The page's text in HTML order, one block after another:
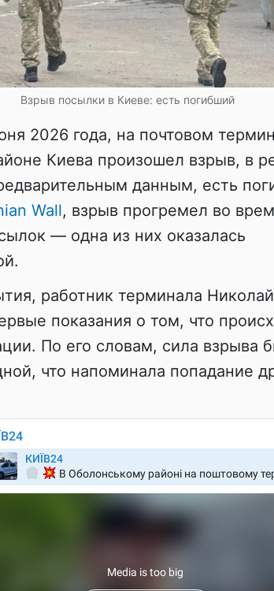
Взрыв посылки в Киеве: есть погибший
2026 года, на почтовом
Киева произошел взрыв, в
данным, есть
Wall, взрыв прогремел во
— одна из них оказалась
работник терминала
показания о том, что
По его словам, сила взрыва
что напоминала попадание